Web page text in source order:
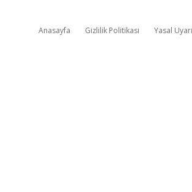
Anasayfa Gizlilik Politikası Yasal Uyarı